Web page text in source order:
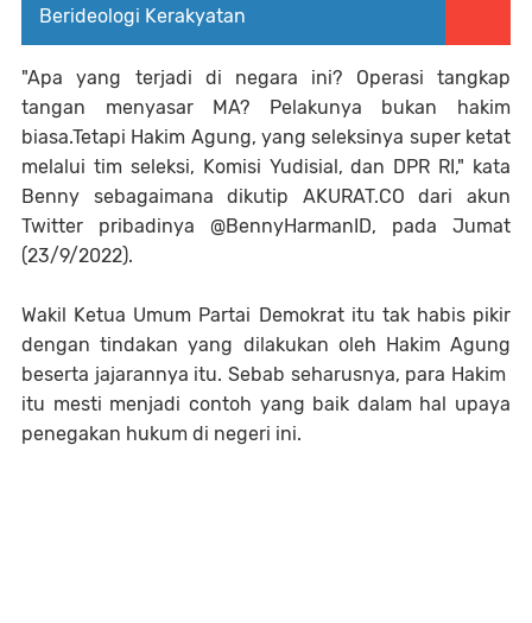
Berideologi Kerakyatan
"Apa yang terjadi di negara ini? Operasi tangkap
tangan menyasar MA? Pelakunya bukan hakim
biasa.Tetapi Hakim Agung, yang seleksinya super ketat
melalui tim seleksi, Komisi Yudisial, dan DPR RI," kata
Benny sebagaimana dikutip AKURAT.CO dari akun
Twitter pribadinya @BennyHarmanID, pada Jumat
(23/9/2022).
Wakil Ketua Umum Partai Demokrat itu tak habis pikir
dengan tindakan yang dilakukan oleh Hakim Agung
beserta jajarannya itu. Sebab seharusnya, para Hakim
itu mesti menjadi contoh yang baik dalam hal upaya
penegakan hukum di negeri ini.